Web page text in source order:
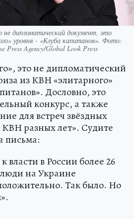
не дипломатический документ, это
уровня - «Клуба капитанов». Фото:
Press Agency/Global Look Press
это не дипломатический
из КВН «элитарного»
Дословно, это
конкурс, а также
для встреч звёздных
разных лет». Судите
письма:
власти в России более 26
на Украине
Так было. Но